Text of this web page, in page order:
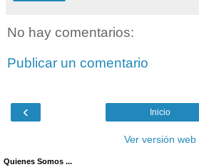
No hay comentarios:
Publicar un comentario
‹ Inicio
Ver versión web
Quienes Somos ...